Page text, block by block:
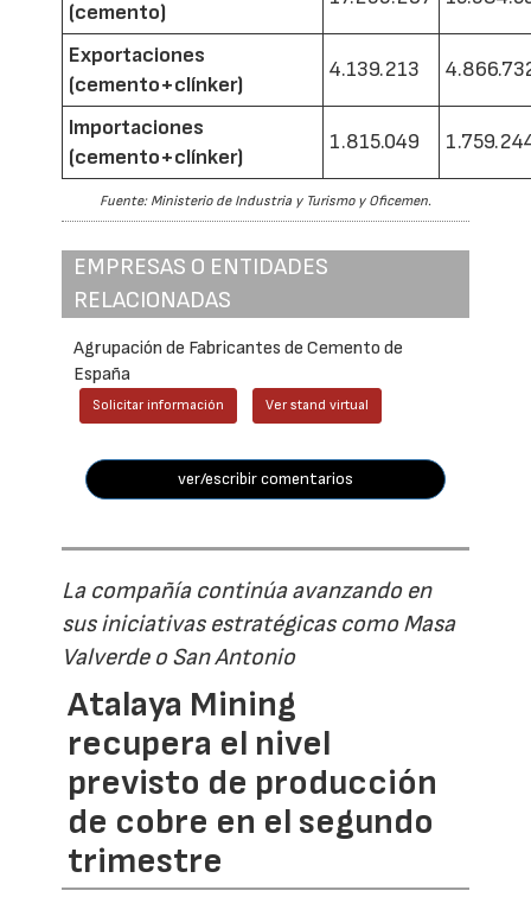
(cemento)
Exportaciones
(cemento+clínker)
4.139.213
Importaciones
(cemento+clínker)
1.815.049
Fuente: Ministerio de Industria y Turismo y Oficemen.
EMPRESAS O ENTIDADES
RELACIONADAS
Agrupación de Fabricantes de Cemento de
España
Solicitar información Ver stand virtual
ver/escribir comentarios
La compañía continúa avanzando en
sus iniciativas estratégicas como Masa
Valverde o San Antonio
Atalaya Mining
recupera el nivel
previsto de producción
de cobre en el segundo
trimestre